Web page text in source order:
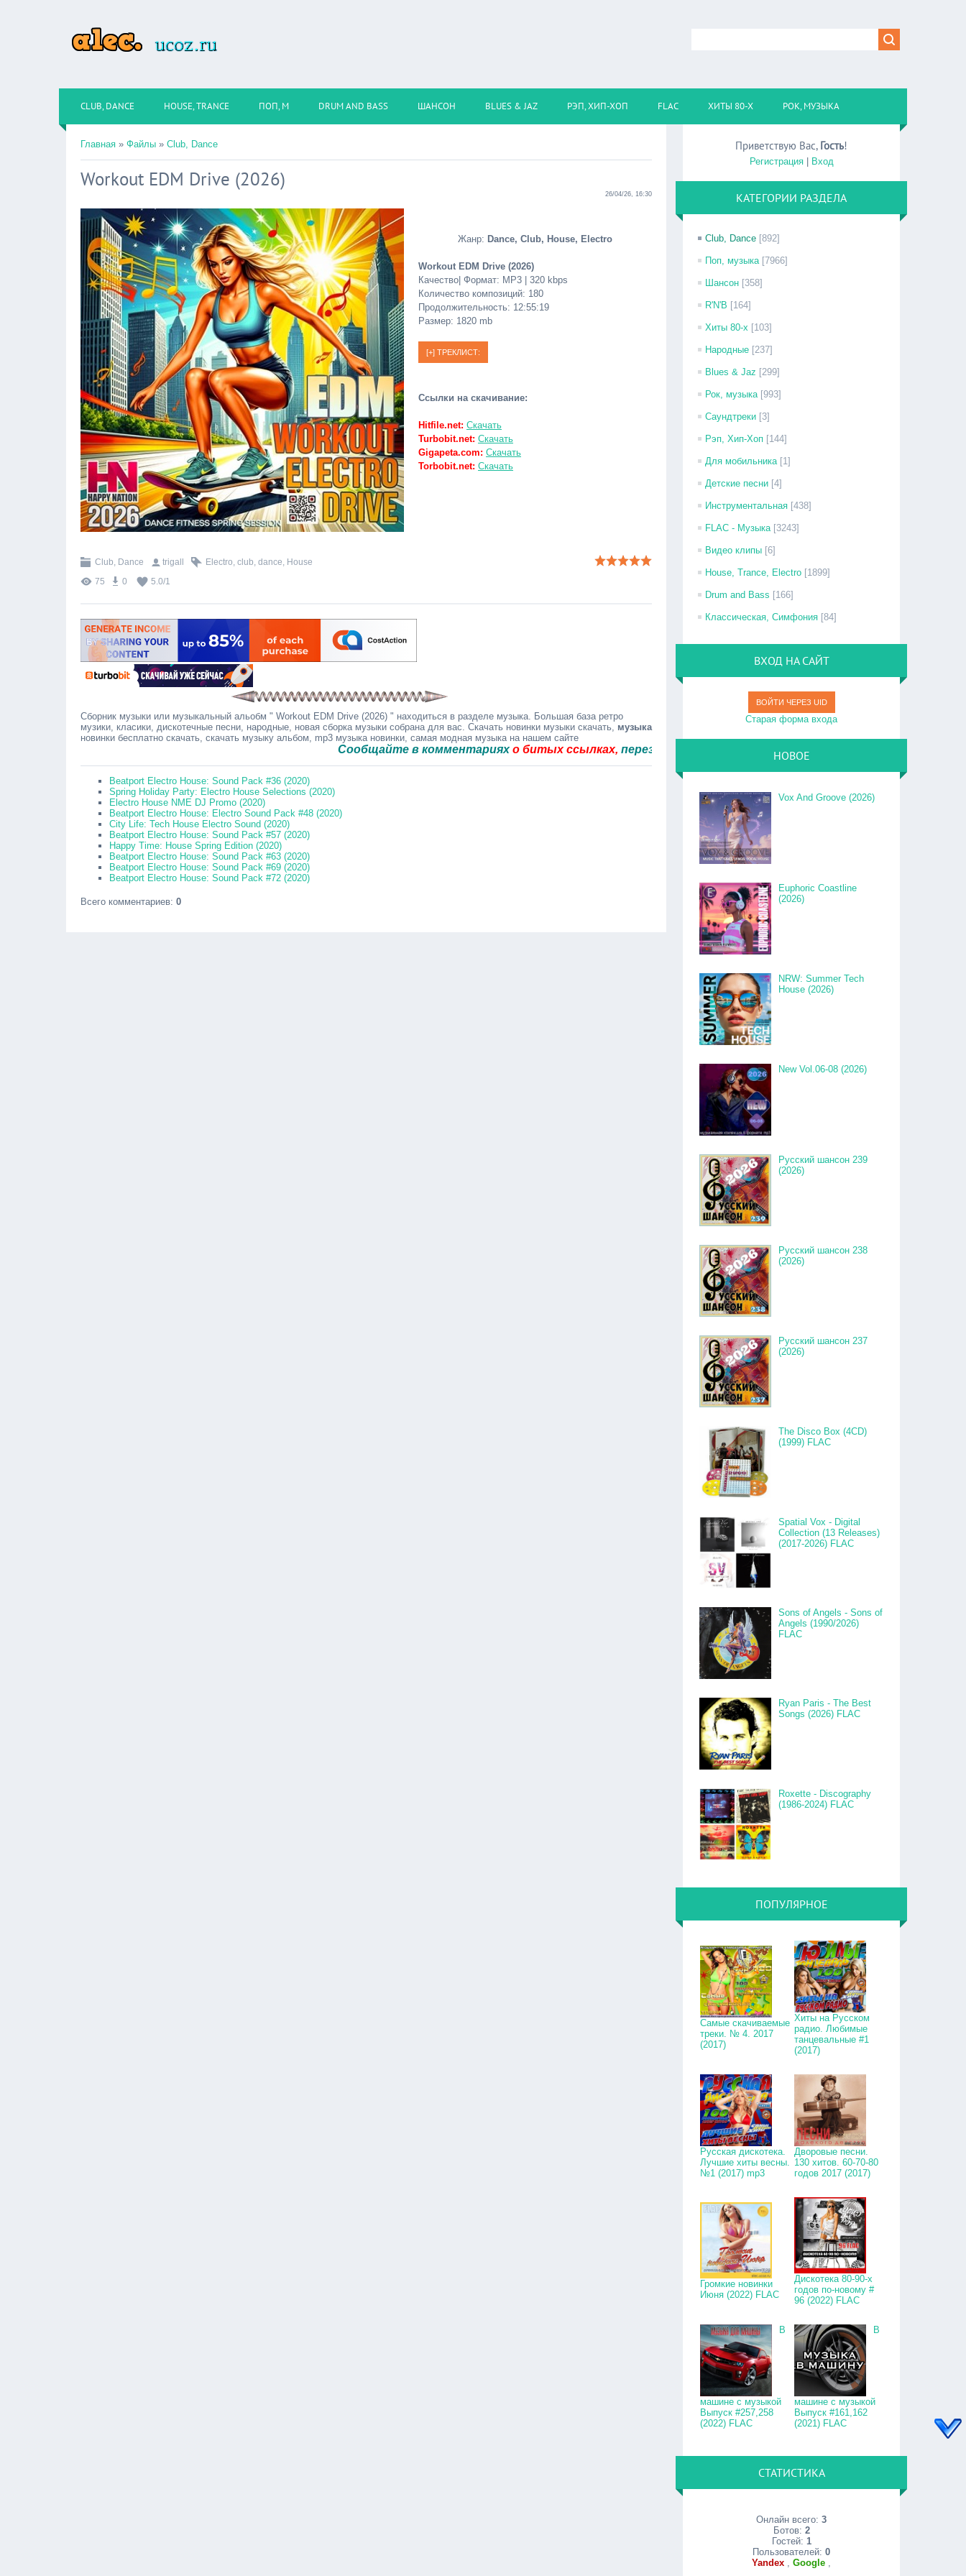
CLUB, DANCE HOUSE, TRANCE ПОП, М DRUM AND BASS ШАНСОН BLUES & JAZ РЭП, ХИП-ХОП FLAC ХИТЫ 80-Х РОК, МУЗЫКА
Главная » Файлы » Club, Dance
Workout EDM Drive (2026)
26/04/26, 16:30
Жанр: Dance, Club, House, Electro
Workout EDM Drive (2026)
Качество| Формат: MP3 | 320 kbps
Количество композиций: 180
Продолжительность: 12:55:19
Размер: 1820 mb
Ссылки на скачивание:
Hitfile.net: Скачать
Turbobit.net: Скачать
Gigapeta.com: Скачать
Torbobit.net: Скачать
Club, Dance trigall Electro, club, dance, House
75
0 5.0/1
Сборник музыки или музыкальный альобм " Workout EDM Drive (2026) " находиться в разделе музыка. Большая база ретро
музики, класики, дискотечные песни, народные, новая сборка музыки собрана для вас. Скачать новинки музыки скачать, музыка
новинки бесплатно скачать, скачать музыку альбом, mp3 музыка новинки, самая модная музыка на нашем сайте
Сообщайте в комментарияхо битых ссылках,перезальём быстро.
Beatport Electro House: Sound Pack #36 (2020)
Spring Holiday Party: Electro House Selections (2020)
Electro House NME DJ Promo (2020)
Beatport Electro House: Electro Sound Pack #48 (2020)
City Life: Tech House Electro Sound (2020)
Beatport Electro House: Sound Pack #57 (2020)
Happy Time: House Spring Edition (2020)
Beatport Electro House: Sound Pack #63 (2020)
Beatport Electro House: Sound Pack #69 (2020)
Beatport Electro House: Sound Pack #72 (2020)
Всего комментариев: 0
Приветствую Вас, Гость!
Регистрация| Вход
КАТЕГОРИИ РАЗДЕЛА
Club, Dance [892]
Поп, музыка [7966]
Шансон [358]
R'N'B [164]
Хиты 80-х [103]
Народные [237]
Blues & Jaz [299]
Рок, музыка [993]
Саундтреки [3]
Рэп, Хип-Хоп [144]
Для мобильника [1]
Детские песни [4]
Инструментальная [438]
FLAC - Музыка [3243]
Видео клипы [6]
House, Trance, Electro [1899]
Drum and Bass [166]
Классическая, Симфония [84]
ВХОД НА САЙТ
ВОЙТИ ЧЕРЕЗ UID
Старая форма входа
НОВОЕ
Vox And Groove (2026)
Euphoric Coastline
(2026)
NRW: Summer Tech
House (2026)
New Vol.06-08 (2026)
Русский шансон 239
(2026)
Русский шансон 238
(2026)
Русский шансон 237
(2026)
The Disco Box (4CD)
(1999) FLAC
Spatial Vox - Digital
Collection (13 Releases)
(2017-2026) FLAC
Sons of Angels - Sons of
Angels (1990/2026)
FLAC
Ryan Paris - The Best
Songs (2026) FLAC
Roxette - Discography
(1986-2024) FLAC
ПОПУЛЯРНОЕ
Самые скачиваемые
треки. № 4. 2017
(2017)
Хиты на Русском
радио. Любимые
танцевальные #1
(2017)
Русская дискотека.
Лучшие хиты весны.
№1 (2017) mp3
Дворовые песни.
130 хитов. 60-70-80
годов 2017 (2017)
Громкие новинки
Июня (2022) FLAC
Дискотека 80-90-х
годов по-новому #
96 (2022) FLAC
В
машине с музыкой
Выпуск #257,258
(2022) FLAC
В
машине с музыкой
Выпуск #161,162
(2021) FLAC
СТАТИСТИКА
Онлайн всего:3
Ботов: 2
Гостей: 1
Пользователей:0
Yandex ,Google ,